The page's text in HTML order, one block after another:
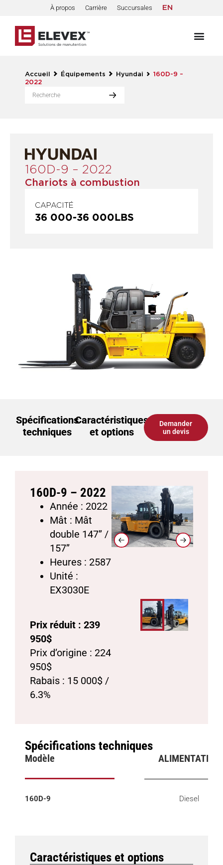
À propos Carrière Succursales EN
Accueil Équipements Hyundai
160D-9 –
2022
160D-9 – 2022
Chariots à combustion
CAPACITÉ
36 000-36 000LBS
Spécifications
techniques
Caractéristiques
et options
Demander
un devis
160D-9 – 2022
Année : 2022
Mât : Mât
double 147’’ /
157’’
Heures : 2587
Unité :
EX3030E
Prix réduit : 239
950$
Prix d’origine : 224
950$
Rabais : 15 000$ /
6.3%
Spécifications techniques
Modèle ALIMENTATION
160D-9 Diesel
Caractéristiques et options